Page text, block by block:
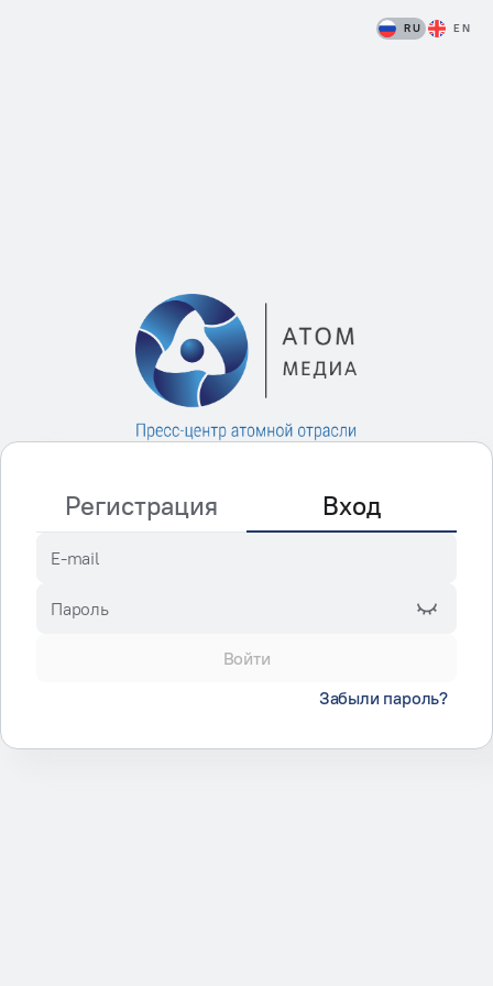
RU EN
Регистрация Вход
E-mail
Пароль
Войти
Забыли пароль?